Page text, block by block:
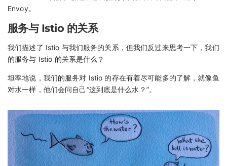
Envoy。
服务与 Istio 的关系
我们描述了 Istio 与我们服务的关系，但我们反过来思考一下，我们
的服务与 Istio 的关系是什么？
坦率地说，我们的服务对 Istio 的存在有着尽可能多的了解，就像鱼
对水一样，他们会问自己“这到底是什么水？”。